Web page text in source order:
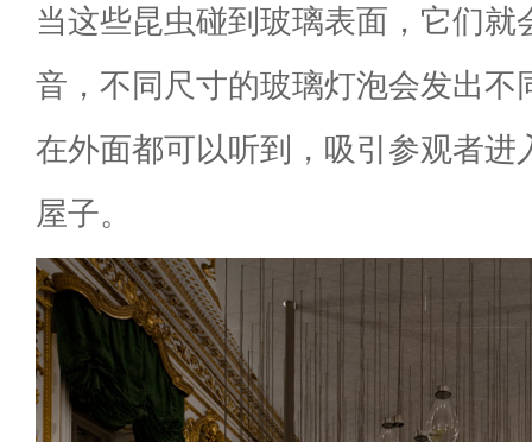
当这些昆虫碰到玻璃表面，它们就
音，不同尺寸的玻璃灯泡会发出不
在外面都可以听到，吸引参观者进
屋子。